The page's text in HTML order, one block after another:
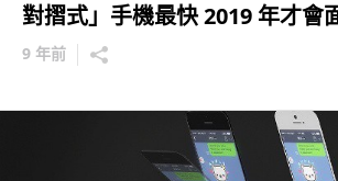
對摺式」手機最快 2019 年才會
9 年前